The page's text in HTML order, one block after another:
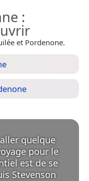
:
et Pordenone.
quelque
pour le
est de se
Stevenson